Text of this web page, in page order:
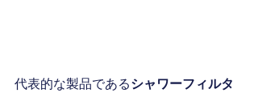
代表的な製品であるシャワーフィルタ